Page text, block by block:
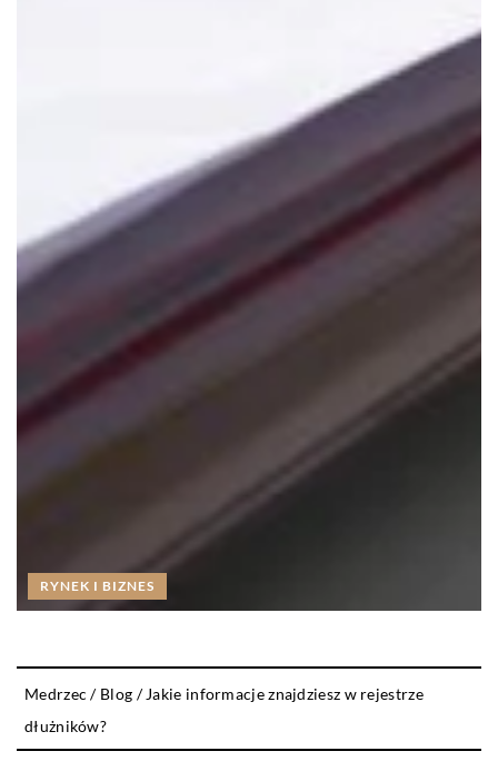
RYNEK I BIZNES
Medrzec / Blog / Jakie informacje znajdziesz w rejestrze
dłużników?